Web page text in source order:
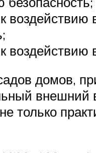
воздействию
домов,
внешний
только